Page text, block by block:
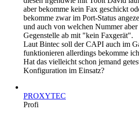
aber bekomme kein Fax geschickt
bekomme zwar im Port-Status
und auch von welchen Nummer
Gegenstelle ab mit "kein Faxgerät".
Laut Bintec soll der CAPI auch im
funktionieren allerdings bekomme
Hat das vielleicht schon jemand
Konfiguration im Einsatz?
PROXYTEC
Profi